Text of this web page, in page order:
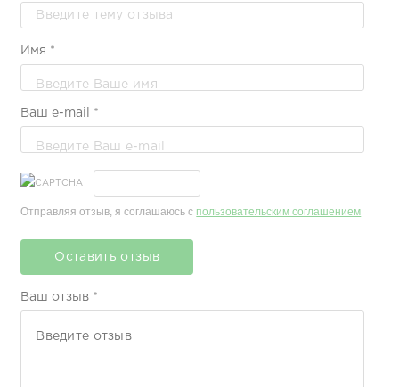
Надзвичайно
Це мій улюблений крем. Шкіра
Віта Зінченко
Супер консистенція, відмінно
все дуже природньо
відносно замовлення
Имя *
Ваш e-mail *
Отправляя отзыв, я соглашаюсь с пользовательским соглашением
Оставить отзыв
Ваш отзыв *